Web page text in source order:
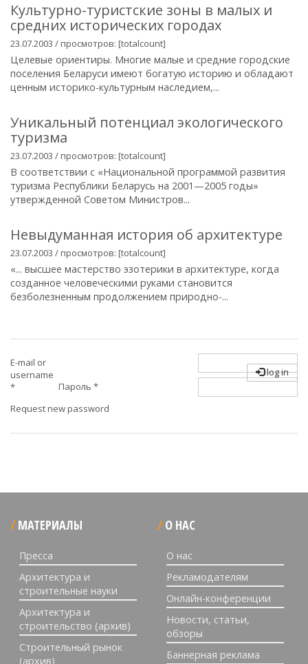
Культурно-туристские зоны в малых и
средних исторических городах
23.07.2003 / просмотров: [totalcount]
Целевые ориентиры. Многие малые и средние городские
поселения Беларуси имеют богатую историю и обладают
ценным историко-культурным наследием,...
Уникальный потенциал экологического
туризма
23.07.2003 / просмотров: [totalcount]
В соответствии с «Национальной программой развития
туризма Республики Беларусь на 2001—2005 годы»
утвержденной Советом Министров...
Невыдуманная история об архитектуре
23.07.2003 / просмотров: [totalcount]
«... высшее мастерство эзотерики в архитектуре, когда
созданное человеческими руками становится
безболезненным продолжением природно-...
E-mail or
username
*
Пароль *
Request new password
log in
МАТЕРИАЛЫ
Пресса
Архитектура и
строительные науки
Архитектура и
строительство (архив)
Строительный рынок
(архив)
О НАС
О нас
Рекламодателям
Онлайн-конференции
Новости, статьи,
обзоры
Баннерная реклама